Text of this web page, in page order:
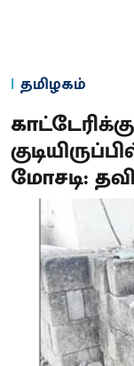
தமிழகம்
மோசடி: